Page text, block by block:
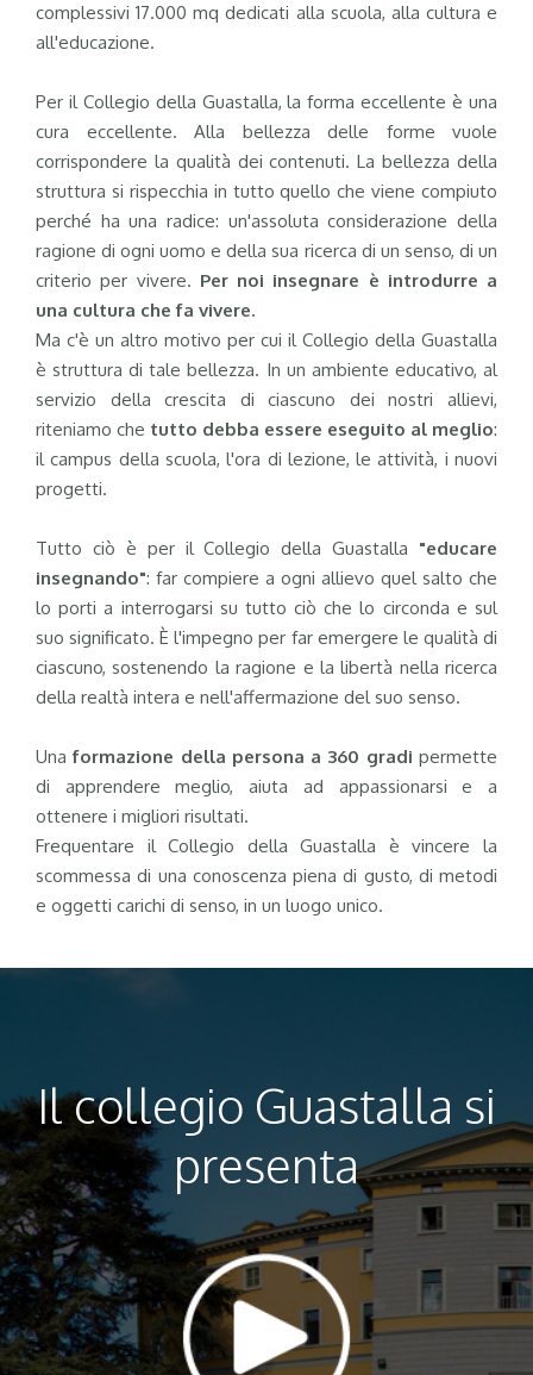
complessivi 17.000 mq dedicati alla scuola, alla cultura e
all'educazione.
Per il Collegio della Guastalla, la forma eccellente è una
cura eccellente. Alla bellezza delle forme vuole
corrispondere la qualità dei contenuti. La bellezza della
struttura si rispecchia in tutto quello che viene compiuto
perché ha una radice: un'assoluta considerazione della
ragione di ogni uomo e della sua ricerca di un senso, di un
criterio per vivere. Per noi insegnare è introdurre a
una cultura che fa vivere.
Ma c'è un altro motivo per cui il Collegio della Guastalla
è struttura di tale bellezza. In un ambiente educativo, al
servizio della crescita di ciascuno dei nostri allievi,
riteniamo che tutto debba essere eseguito al meglio:
il campus della scuola, l'ora di lezione, le attività, i nuovi
progetti.
Tutto ciò è per il Collegio della Guastalla "educare
insegnando": far compiere a ogni allievo quel salto che
lo porti a interrogarsi su tutto ciò che lo circonda e sul
suo significato. È l'impegno per far emergere le qualità di
ciascuno, sostenendo la ragione e la libertà nella ricerca
della realtà intera e nell'affermazione del suo senso.
Una formazione della persona a 360 gradi permette
di apprendere meglio, aiuta ad appassionarsi e a
ottenere i migliori risultati.
Frequentare il Collegio della Guastalla è vincere la
scommessa di una conoscenza piena di gusto, di metodi
e oggetti carichi di senso, in un luogo unico.
Il collegio Guastalla si
presenta